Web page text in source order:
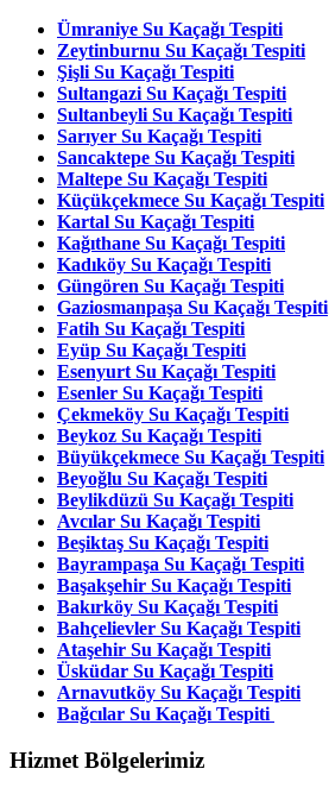
Ümraniye Su Kaçağı Tespiti
Zeytinburnu Su Kaçağı Tespiti
Şişli Su Kaçağı Tespiti
Sultangazi Su Kaçağı Tespiti
Sultanbeyli Su Kaçağı Tespiti
Sarıyer Su Kaçağı Tespiti
Sancaktepe Su Kaçağı Tespiti
Maltepe Su Kaçağı Tespiti
Küçükçekmece Su Kaçağı Tespiti
Kartal Su Kaçağı Tespiti
Kağıthane Su Kaçağı Tespiti
Kadıköy Su Kaçağı Tespiti
Güngören Su Kaçağı Tespiti
Gaziosmanpaşa Su Kaçağı Tespiti
Fatih Su Kaçağı Tespiti
Eyüp Su Kaçağı Tespiti
Esenyurt Su Kaçağı Tespiti
Esenler Su Kaçağı Tespiti
Çekmeköy Su Kaçağı Tespiti
Beykoz Su Kaçağı Tespiti
Büyükçekmece Su Kaçağı Tespiti
Beyoğlu Su Kaçağı Tespiti
Beylikdüzü Su Kaçağı Tespiti
Avcılar Su Kaçağı Tespiti
Beşiktaş Su Kaçağı Tespiti
Bayrampaşa Su Kaçağı Tespiti
Başakşehir Su Kaçağı Tespiti
Bakırköy Su Kaçağı Tespiti
Bahçelievler Su Kaçağı Tespiti
Ataşehir Su Kaçağı Tespiti
Üsküdar Su Kaçağı Tespiti
Arnavutköy Su Kaçağı Tespiti
Bağcılar Su Kaçağı Tespiti
Hizmet Bölgelerimiz